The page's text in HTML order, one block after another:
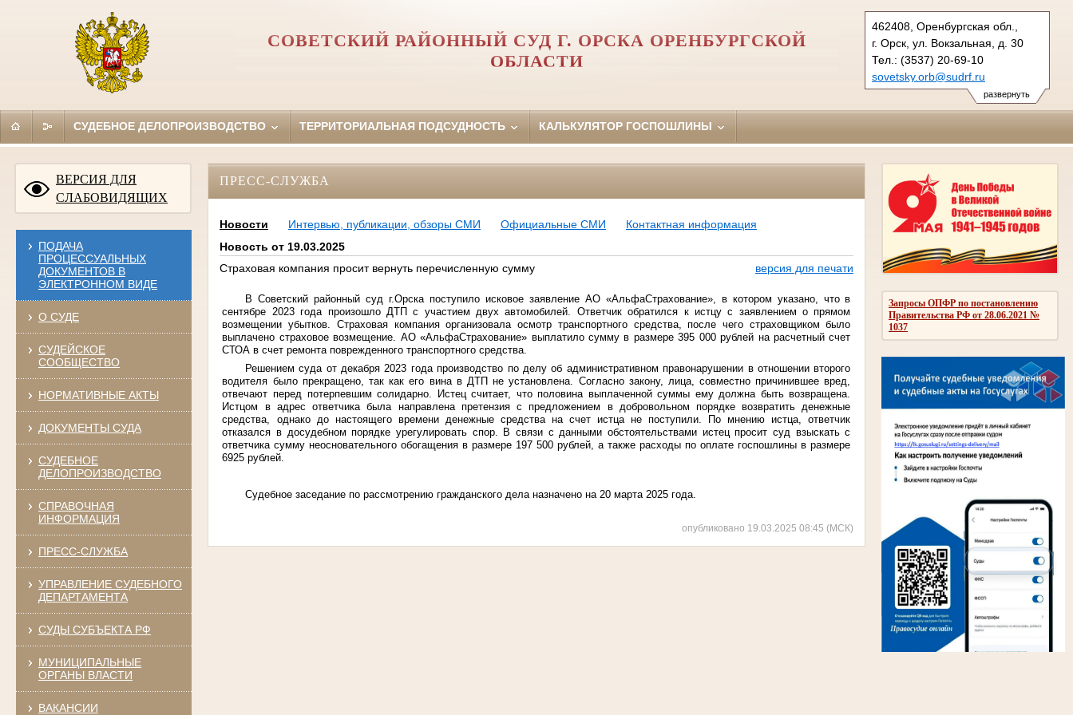
развернуть
462408, Оренбургская обл.,
г. Орск, ул. Вокзальная, д. 30
Тел.: (3537) 20-69-10
sovetsky.orb@sudrf.ru
СОВЕТСКИЙ РАЙОННЫЙ СУД Г. ОРСКА ОРЕНБУРГСКОЙ
ОБЛАСТИ
СУДЕБНОЕ ДЕЛОПРОИЗВОДСТВО ТЕРРИТОРИАЛЬНАЯ ПОДСУДНОСТЬ КАЛЬКУЛЯТОР ГОСПОШЛИНЫ
ВЕРСИЯ ДЛЯ
СЛАБОВИДЯЩИХ
ПОДАЧА
ПРОЦЕССУАЛЬНЫХ
ДОКУМЕНТОВ В
ЭЛЕКТРОННОМ ВИДЕ
О СУДЕ
СУДЕЙСКОЕ
СООБЩЕСТВО
НОРМАТИВНЫЕ АКТЫ
ДОКУМЕНТЫ СУДА
СУДЕБНОЕ
ДЕЛОПРОИЗВОДСТВО
СПРАВОЧНАЯ
ИНФОРМАЦИЯ
ПРЕСС-СЛУЖБА
УПРАВЛЕНИЕ СУДЕБНОГО
ДЕПАРТАМЕНТА
СУДЫ СУБЪЕКТА РФ
МУНИЦИПАЛЬНЫЕ
ОРГАНЫ ВЛАСТИ
ВАКАНСИИ
Запросы ОПФР по постановлению
Правительства РФ от 28.06.2021 №
1037
ПРЕСС-СЛУЖБА
Новости Интервью, публикации, обзоры СМИ Официальные СМИ
Контактная информация
Новость от 19.03.2025
Страховая компания просит вернуть перечисленную сумму
версия для печати
В Советский районный суд г.Орска поступило исковое заявление АО «АльфаСтрахование», в котором указано, что в
сентябре 2023 года произошло ДТП с участием двух автомобилей. Ответчик обратился к истцу с заявлением о прямом
возмещении убытков. Страховая компания организовала осмотр транспортного средства, после чего страховщиком было
выплачено страховое возмещение. АО «АльфаСтрахование» выплатило сумму в размере 395 000 рублей на расчетный счет
СТОА в счет ремонта поврежденного транспортного средства.
Решением суда от декабря 2023 года производство по делу об административном правонарушении в отношении второго
водителя было прекращено, так как его вина в ДТП не установлена. Согласно закону, лица, совместно причинившее вред,
отвечают перед потерпевшим солидарно. Истец считает, что половина выплаченной суммы ему должна быть возвращена.
Истцом в адрес ответчика была направлена претензия с предложением в добровольном порядке возвратить денежные
средства, однако до настоящего времени денежные средства на счет истца не поступили. По мнению истца, ответчик
отказался в досудебном порядке урегулировать спор. В связи с данными обстоятельствами истец просит суд взыскать с
ответчика сумму неосновательного обогащения в размере 197 500 рублей, а также расходы по оплате госпошлины в размере
6925 рублей.
Судебное заседание по рассмотрению гражданского дела назначено на 20 марта 2025 года.
опубликовано 19.03.2025 08:45 (МСК)